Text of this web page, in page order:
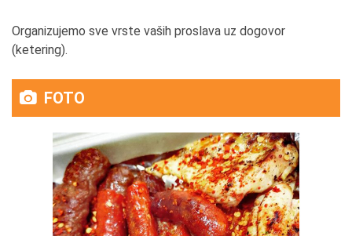
Organizujemo sve vrste vaših proslava uz dogovor
(ketering).
FOTO